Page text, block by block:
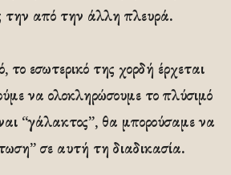
την από την άλλη πλευρά.
εσωτερικό της χορδή έρχεται
να ολοκληρώσουμε το πλύσιμό
“γάλακτος”, θα μπορούσαμε να
σε αυτή τη διαδικασία.